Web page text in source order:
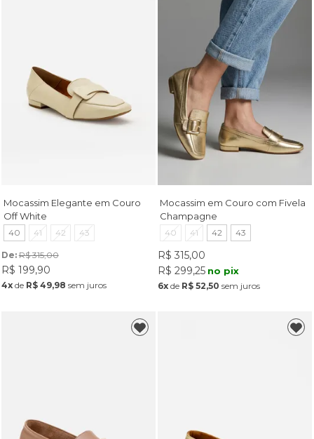
Mocassim Elegante em Couro
Off White
40 41 42 43
De: R$ 315,00
R$ 199,90
4xde R$ 49,98 sem juros
Mocassim em Couro com Fivela
Champagne
40 41 42 43
R$ 315,00
R$ 299,25 no pix
6x de R$ 52,50 sem juros